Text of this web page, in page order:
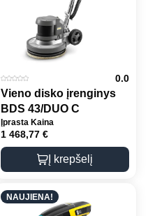
0.0
Vieno disko įrenginys
BDS 43/DUO C
Įprasta Kaina
1 468,77 €
Į krepšelį
NAUJIENA!